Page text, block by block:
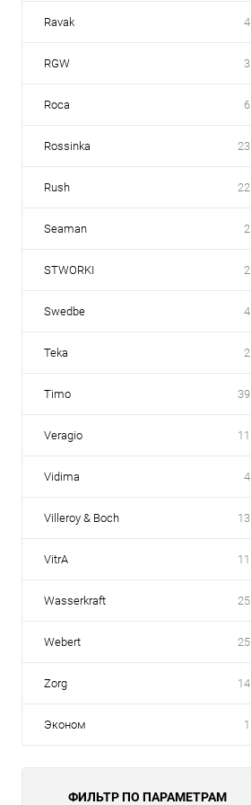
Ravak 4
RGW 3
Roca 6
Rossinka 23
Rush 22
Seaman 2
STWORKI 2
Swedbe 4
Teka 2
Timo 39
Veragio 11
Vidima 4
Villeroy & Boch 13
VitrA 11
Wasserkraft 25
Webert 25
Zorg 14
Эконом 1
ФИЛЬТР ПО ПАРАМЕТРАМ